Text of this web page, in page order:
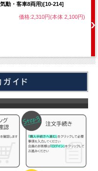
動・客車8両用)[10-214]
価格:2,310円(本体 2,100円)